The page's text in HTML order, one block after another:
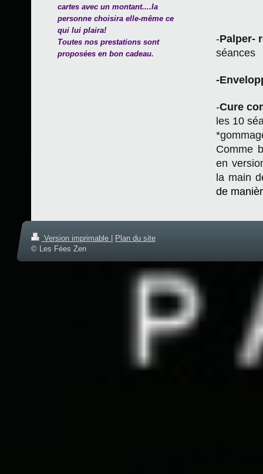
-Palper-
séances
-
-Cure
les 10
Comme
en
la main
de
cartes avec un montant....la
personne choisira elle-même ce
qui lui plaira!
Toutes nos prestations sont
proposées en bon cadeau.
Version imprimable
Plan du site
© Les Fées Zen